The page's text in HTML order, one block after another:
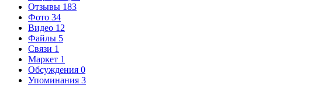
Отзывы 183
Фото 34
Видео 12
Файлы 5
Связи 1
Маркет 1
Обсуждения 0
Упоминания 3